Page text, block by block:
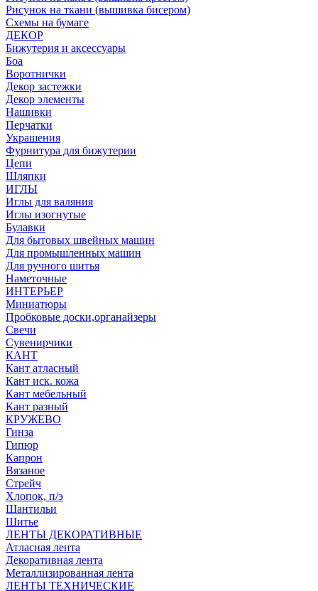
Рисунок на ткани (вышивка бисером)
Схемы на бумаге
ДЕКОР
Бижутерия и аксессуары
Боа
Воротнички
Декор застежки
Декор элементы
Нашивки
Перчатки
Украшения
Фурнитура для бижутерии
Цепи
Шляпки
ИГЛЫ
Иглы для валяния
Иглы изогнутые
Булавки
Для бытовых швейных машин
Для промышленных машин
Для ручного шитья
Наметочные
ИНТЕРЬЕР
Миниатюры
Пробковые доски,органайзеры
Свечи
Сувенирчики
КАНТ
Кант атласный
Кант иск. кожа
Кант мебельный
Кант разный
КРУЖЕВО
Гинза
Гипюр
Капрон
Вязаное
Стрейч
Хлопок, п/э
Шантильи
Шитье
ЛЕНТЫ ДЕКОРАТИВНЫЕ
Атласная лента
Декоративная лента
Металлизированная лента
ЛЕНТЫ ТЕХНИЧЕСКИЕ